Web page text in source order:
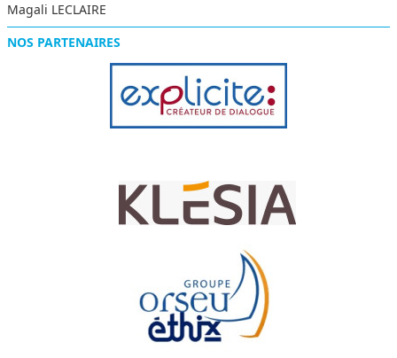
Magali LECLAIRE
NOS PARTENAIRES